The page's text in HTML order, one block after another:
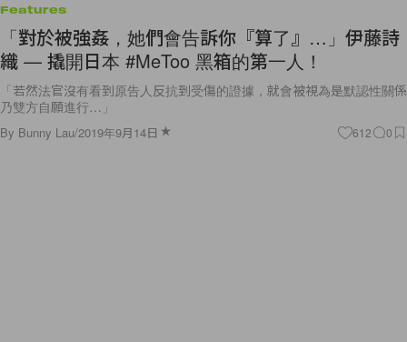
Features
「對於被強姦，她們會告訴你『算了』…」伊藤詩
織 — 撬開日本 #MeToo 黑箱的第一人！
「若然法官沒有看到原告人反抗到受傷的證據，就會被視為是默認性關係
乃雙方自願進行…」
By Bunny Lau/2019年9月14日 612 0